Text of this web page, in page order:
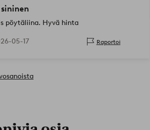
pöytäliina. Hyvä hinta
05-17 Raportoi